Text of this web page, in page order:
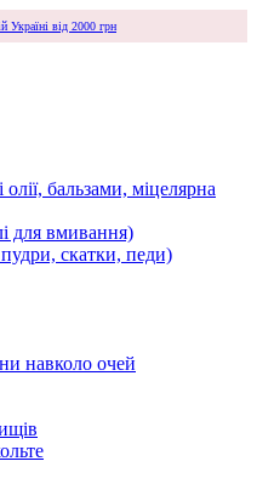
Україні від 2000 грн
бальзами, міцелярна
для вмивання)
скатки, педи)
навколо очей